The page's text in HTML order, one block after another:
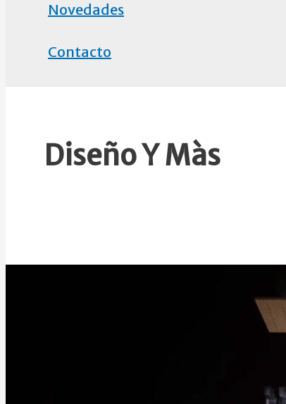
Novedades
Contacto
Diseño Y Màs